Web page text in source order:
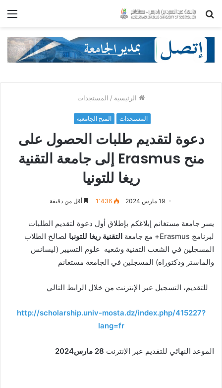
بحث
الرئيسية / المستجدات
المستجدات المنح الجامعية
دعوة لتقديم طلبات الحصول على
منح Erasmus إلى جامعة التقنية
ريغا للتونيا
19 مارس 2024 1٬436 أقل من دقيقة
يسر جامعة مستغانم إبلاغكم بإطلاق أول دعوة لتقديم الطلبات
لبرنامج Erasmus+ مع جامعة
التقنية ريغا للتونبا لصالح الطلاب
المسجلين في الشعب التقنية وشعيه علوم التسيير (ليسانس
والماستر ودكتوراه) المسجلين في الجامعة مستغانم
للتقديم، التسجيل عبر الإنترنت من خلال الرابط التالي
http://scholarship.univ-mosta.dz/index.php/415227?
lang=fr
الموعد النهائي للتقديم عبر الإنترنت 28 مارس2024